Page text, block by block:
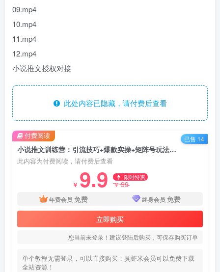
09.mp4
10.mp4
11.mp4
12.mp4
小说推文授权对接
此处内容已隐藏，请付费后查看
小说推文训练营：引流技巧+爆款实操+矩阵号玩法，百倍效益、百万播放秘笈
此内容为付费阅读，请付费后查看
￥ 9.9 限时特惠
￥99
年费会员 免费 终身会员 免费
立即购买
您当前未登录！建议登陆后购买，可保存购买订单
单个教程无需登录，可以直接购买；臭虾米会员可以免费下载
全站资源！
付费阅读 已售 14